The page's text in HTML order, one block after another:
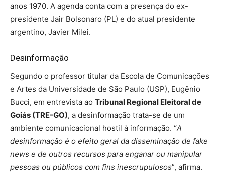
anos 1970. A agenda conta com a presença do ex-
presidente Jair Bolsonaro (PL) e do atual presidente
argentino, Javier Milei.
Desinformação
Segundo o professor titular da Escola de Comunicações
e Artes da Universidade de São Paulo (USP), Eugênio
Bucci, em entrevista ao Tribunal Regional Eleitoral de
Goiás (TRE-GO), a desinformação trata-se de um
ambiente comunicacional hostil à informação. “A
desinformação é o efeito geral da disseminação de fake
news e de outros recursos para enganar ou manipular
pessoas ou públicos com fins inescrupulosos”, afirma.